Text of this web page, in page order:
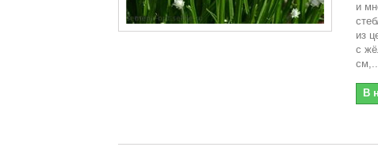
и
из
с
В